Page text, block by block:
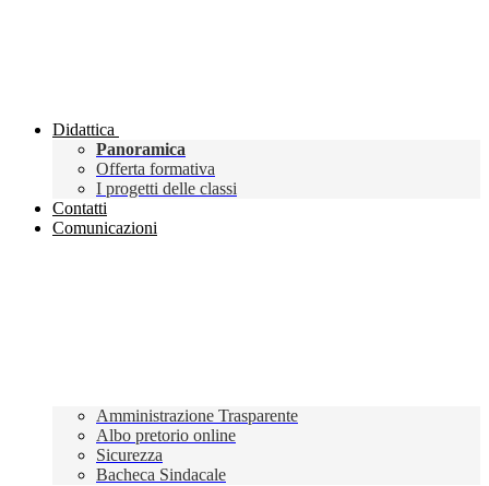
Didattica
Panoramica
Offerta formativa
I progetti delle classi
Contatti
Comunicazioni
Amministrazione Trasparente
Albo pretorio online
Sicurezza
Bacheca Sindacale